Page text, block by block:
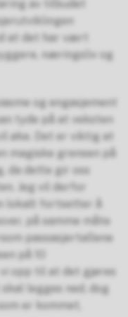
av tilbudet
at det har vært
næringsliv og
og engasjement
tyde på at veksten
øke. Det er viktig at
magiske grensen på
da dette gir oss
Jeg vil derfor
lokalt fortsetter å
på samme måte
passasjertallene
på 10
opp til at det gjøres
legges ned, dog
er kommet,